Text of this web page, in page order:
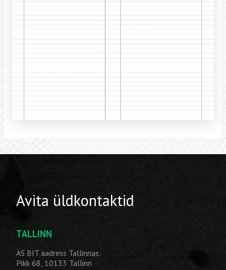
Avita üldkontaktid
TALLINN
AS BIT aadress Tallinnas:
Pikk 68, 10133 Tallinn